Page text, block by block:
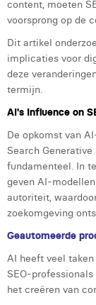
Janne Beke
Jonas Geiregat
Justine
Laura
Laura Verhelst
Lena Pignoloni
Leonard Dierickx
Linda Kraim
Lisa Protin
content, moeten
voorsprong op de
Dit artikel
implicaties voor
deze
termijn.
AI's Influence on
De opkomst van
Search Generative
fundamenteel. In
geven AI-
autoriteit,
zoekomgeving
Geautomeerde
AI heeft veel
SEO-
het creëren van